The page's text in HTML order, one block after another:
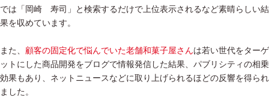
では「岡崎 寿司」と検索するだけで上位表示されるなど素晴らしい結
果を収めています。
また、 顧客の固定化で悩んでいた老舗和菓子屋さんは若い世代をターゲ
ットにした商品開発をブログで情報発信した結果、パブリシティの相乗
効果もあり、ネットニュースなどに取り上げられるほどの反響を得られ
ました。